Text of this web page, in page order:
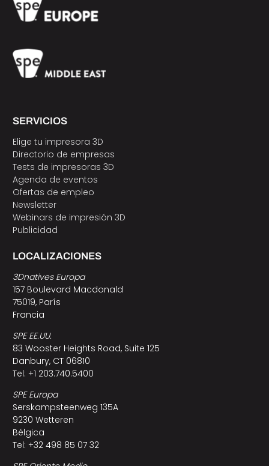
SERVICIOS
Elige tu impresora 3D
Directorio de empresas
Tests de impresoras 3D
Agenda de eventos
Ofertas de empleo
Newsletter
Webinars de impresión 3D
Publicidad
LOCALIZACIONES
3Dnatives Europa
157 Boulevard Macdonald
75019, París
Francia
SPE EE.UU.
83 Wooster Heights Road, Suite 125
Danbury, CT 06810
Tel: +1 203.740.5400
SPE Europa
Serskampsteenweg 135A
9230 Wetteren
Bélgica
Tel: +32 498 85 07 32